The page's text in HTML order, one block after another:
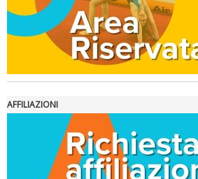
Ddl Lobby, Uisp: “Il Parlamento valorizzi
AFFILIAZIONI